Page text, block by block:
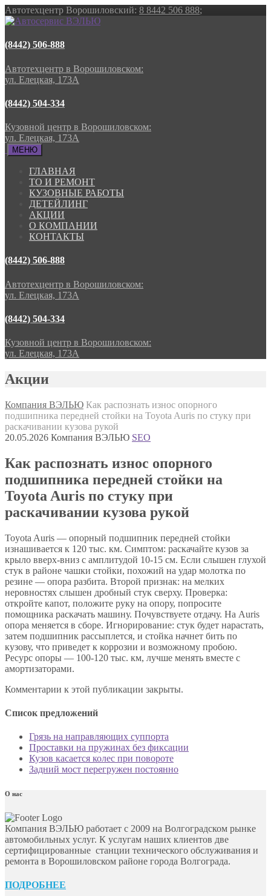
Автотехцентр Ворошиловский: 8 8442 506 888;
(8442) 506-888
Автотехцентр в Ворошиловском:
ул. Елецкая, 173А
(8442) 504-334
Кузовной центр в Ворошиловском:
ул. Елецкая, 173А
МЕНЮ
ГЛАВНАЯ
ТО И РЕМОНТ
КУЗОВНЫЕ РАБОТЫ
ДЕТЕЙЛИНГ
АКЦИИ
О КОМПАНИИ
КОНТАКТЫ
(8442) 506-888
Автотехцентр в Ворошиловском:
ул. Елецкая, 173А
(8442) 504-334
Кузовной центр в Ворошиловском:
ул. Елецкая, 173А
Акции
Компания ВЭЛЬЮ Как распознать износ опорного
подшипника передней стойки на Toyota Auris по стуку при
раскачивании кузова рукой
20.05.2026 Компания ВЭЛЬЮ SEO
Как распознать износ опорного
подшипника передней стойки на
Toyota Auris по стуку при
раскачивании кузова рукой
Toyota Auris — опорный подшипник передней стойки
изнашивается к 120 тыс. км. Симптом: раскачайте кузов за
крыло вверх-вниз с амплитудой 10-15 см. Если слышен глухой
стук в районе чашки стойки, похожий на удар молотка по
резине — опора разбита. Второй признак: на мелких
неровностях слышен дробный стук сверху. Проверка:
откройте капот, положите руку на опору, попросите
помощника раскачать машину. Почувствуете отдачу. На Auris
опора меняется в сборе. Игнорирование: стук будет нарастать,
затем подшипник рассыплется, и стойка начнет бить по
кузову, что приведет к коррозии и возможному пробою.
Ресурс опоры — 100-120 тыс. км, лучше менять вместе с
амортизаторами.
Комментарии к этой публикации закрыты.
Список предложений
Грязь на направляющих суппорта
Проставки на пружинах без фиксации
Кузов касается колес при повороте
Задний мост перегружен постоянно
О нас
Компания ВЭЛЬЮ работает с 2009 на Волгоградском рынке
автомобильных услуг. К услугам наших клиентов две
сертифицированные станции технического обслуживания и
ремонта в Ворошиловском районе города Волгограда.
ПОДРОБНЕЕ